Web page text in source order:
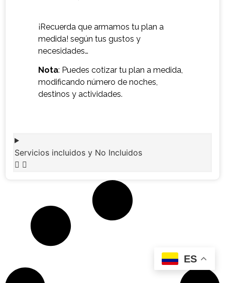
¡Recuerda que armamos tu plan a
medida! según tus gustos y
necesidades…
Nota: Puedes cotizar tu plan a medida,
modificando número de noches,
destinos y actividades.
Servicios incluidos y No Incluidos
ES